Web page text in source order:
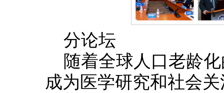
分论坛
随着全球人口老龄
成为医学研究和社会